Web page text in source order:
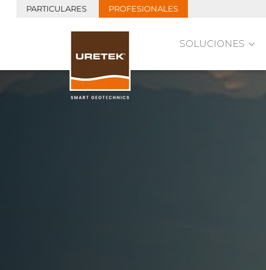
PARTICULARES PROFESIONALES
SOLUCIONES